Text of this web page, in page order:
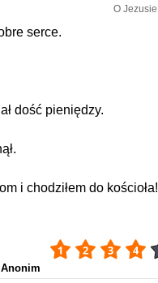
O Jezusie
serce.
dość pieniędzy.
i chodziłem do kościoła!
Anonim